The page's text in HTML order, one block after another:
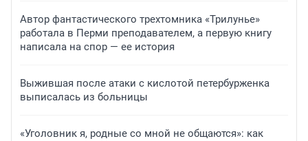
Автор фантастического трехтомника «Трилунье»
работала в Перми преподавателем, а первую книгу
написала на спор — ее история
Выжившая после атаки с кислотой петербурженка
выписалась из больницы
«Уголовник я, родные со мной не общаются»: как